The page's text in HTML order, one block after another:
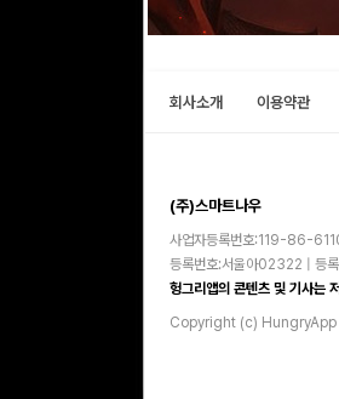
회사소개 이용약관
(주)스마트나우
사업자등록번호:119-86-
등록번호:서울아02322 | 등
헝그리앱의 콘텐츠 및 기사는
Copyright (c)